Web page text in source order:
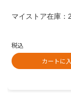
マイストア在庫：
税込
カートに